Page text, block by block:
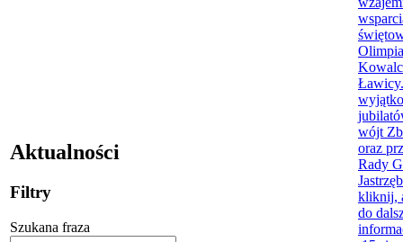
Aktualności
Filtry
Szukana fraza
wójt
oraz
Rady
kliknij,
do